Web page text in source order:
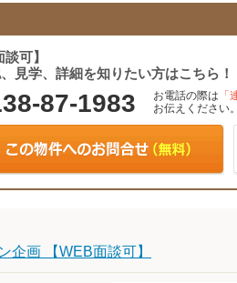
談可】
見学、詳細を知りたい方はこちら！
87-1983 お電話の際は 「
お伝えください。
企画 【WEB面談可】